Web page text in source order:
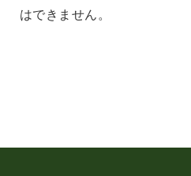
はできません。